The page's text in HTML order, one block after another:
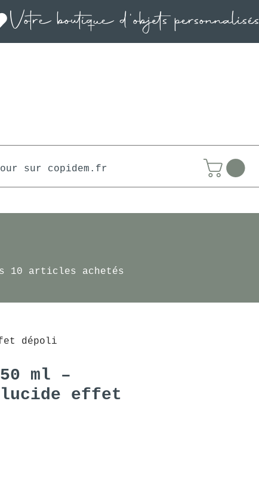
sur copidem.fr
10 articles achetés
dépoli
ml –
effet